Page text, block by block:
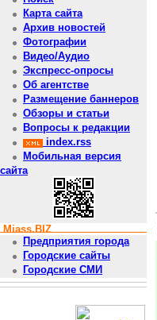
Карта сайта
Архив новостей
Фотографии
Видео/Аудио
Экспресс-опросы
Об агентстве
Размещение баннеров
Обзоры и статьи
Вопросы к редакции
index.rss
Мобильная версия
сайта
Miass.BIZ
Предприятия города
Городские сайты
Городские СМИ